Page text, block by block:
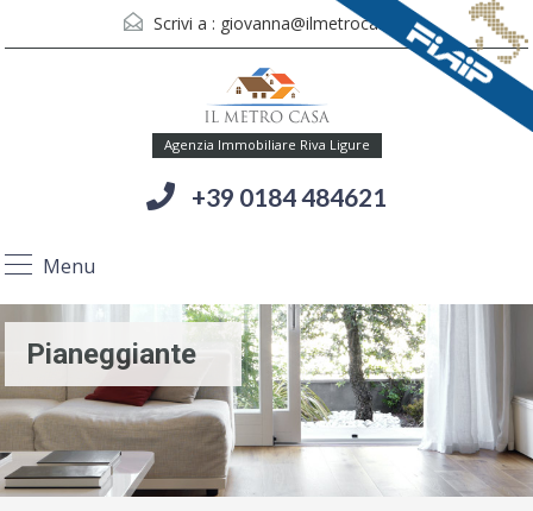
Scrivi a : giovanna@ilmetrocasa.it
Agenzia Immobiliare Riva Ligure
+39 0184 484621
Menu
Pianeggiante